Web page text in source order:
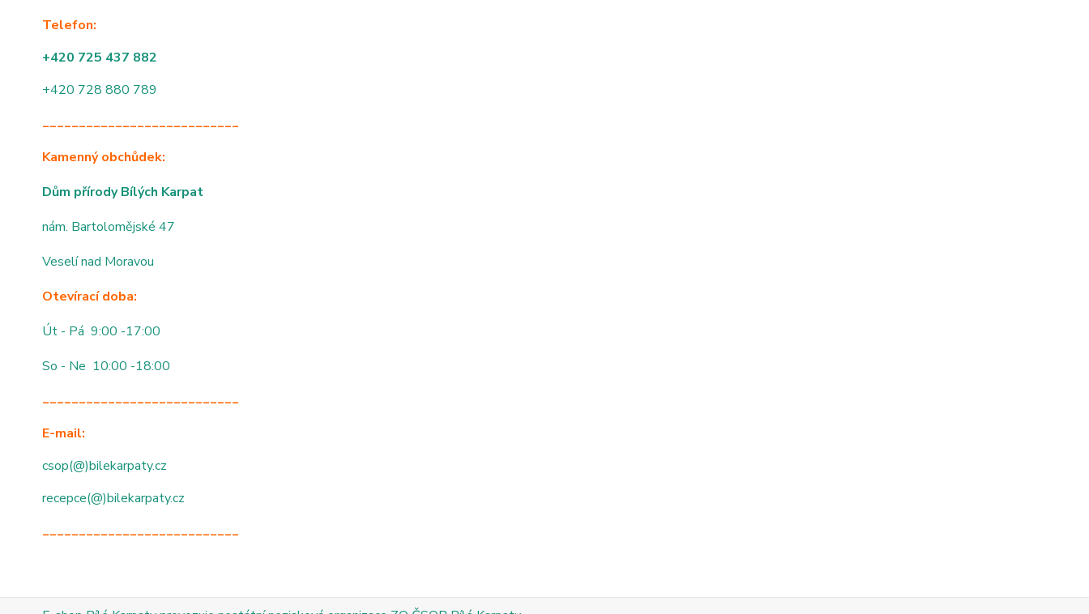
Telefon:
+420 725 437 882
+420 728 880 789
___________________________
Kamenný obchůdek:
Dům přírody Bílých Karpat
nám. Bartolomějské 47
Veselí nad Moravou
Otevírací doba:
Út - Pá 9:00 -17:00
So - Ne 10:00 -18:00
___________________________
E-mail:
csop(@)bilekarpaty.cz
recepce(@)bilekarpaty.cz
___________________________